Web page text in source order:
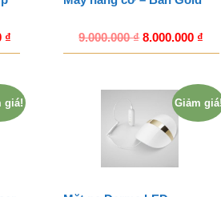
₫ 9.000.000₫ 8.000.000 ₫
giá! Giảm